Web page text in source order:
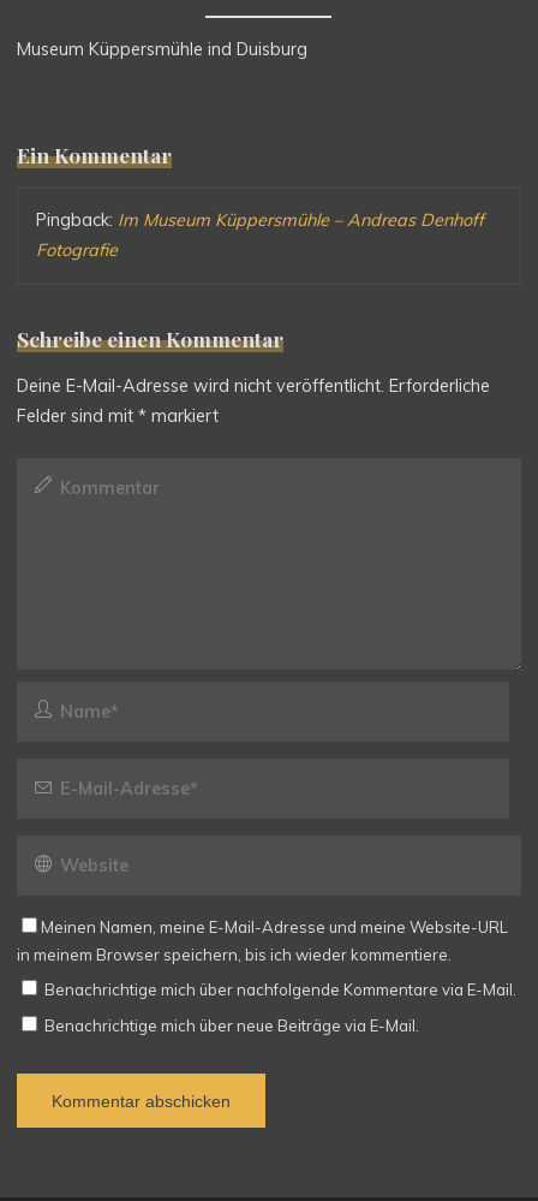
Museum Küppersmühle ind Duisburg
Ein Kommentar
Pingback: Im Museum Küppersmühle – Andreas Denhoff
Fotografie
Schreibe einen Kommentar
Deine E-Mail-Adresse wird nicht veröffentlicht. Erforderliche
Felder sind mit* markiert
Meinen Namen, meine E-Mail-Adresse und meine Website-URL
in meinem Browser speichern, bis ich wieder kommentiere.
Benachrichtige mich über nachfolgende Kommentare via E-Mail.
Benachrichtige mich über neue Beiträge via E-Mail.